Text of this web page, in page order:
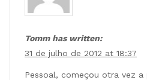
Tomm has written:
31 de julho de 2012 at 18:37
Pessoal, começou otra vez a